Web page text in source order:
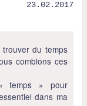
23.02.2017
du temps
comblons ces
temps » pour
dans ma